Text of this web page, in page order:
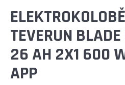
TEVERUN
26 AH 2X1 600
APP
T
?